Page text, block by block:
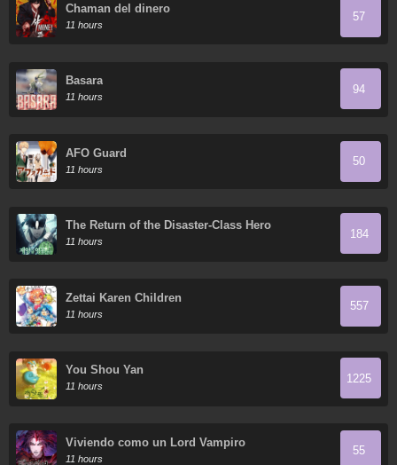
Chaman del dinero
11 hours
57
Basara
11 hours
94
AFO Guard
11 hours
50
The Return of the Disaster-Class Hero
11 hours
184
Zettai Karen Children
11 hours
557
You Shou Yan
11 hours
1225
Viviendo como un Lord Vampiro
11 hours
55